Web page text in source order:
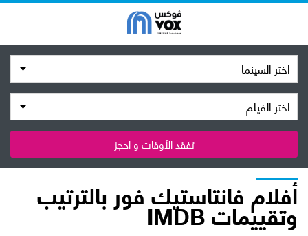
اختر السينما
اختر الفيلم
تفقد الأوقات و احجز
أفلام فانتاستيك فور بالترتيب
وتقييمات IMDB